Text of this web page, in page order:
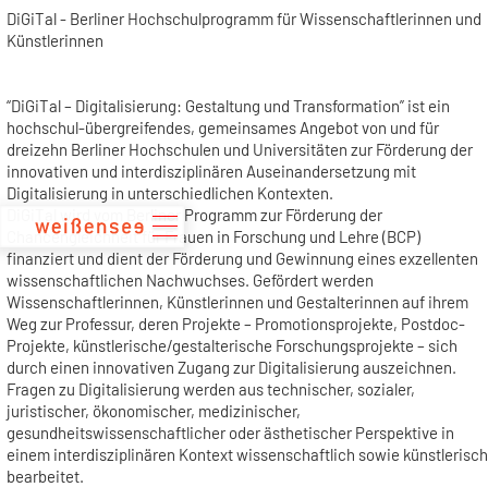
zum
Inhalt
DiGiTal - Berliner Hochschulprogramm für Wissenschaftlerinnen und
Künstlerinnen
“DiGiTal – Digitalisierung: Gestaltung und Transformation” ist ein
hochschul-übergreifendes, gemeinsames Angebot von und für
dreizehn Berliner Hochschulen und Universitäten zur Förderung der
innovativen und interdisziplinären Auseinandersetzung mit
Digitalisierung in unterschiedlichen Kontexten.
DiGiTal wird vom Berliner Programm zur Förderung der
Chancengleichheit für Frauen in Forschung und Lehre (BCP)
finanziert und dient der Förderung und Gewinnung eines exzellenten
wissenschaftlichen Nachwuchses. Gefördert werden
Wissenschaftlerinnen, Künstlerinnen und Gestalterinnen auf ihrem
Weg zur Professur, deren Projekte – Promotionsprojekte, Postdoc-
Projekte, künstlerische/gestalterische Forschungsprojekte – sich
durch einen innovativen Zugang zur Digitalisierung auszeichnen.
Fragen zu Digitalisierung werden aus technischer, sozialer,
juristischer, ökonomischer, medizinischer,
gesundheitswissenschaftlicher oder ästhetischer Perspektive in
einem interdisziplinären Kontext wissenschaftlich sowie künstlerisch
bearbeitet.